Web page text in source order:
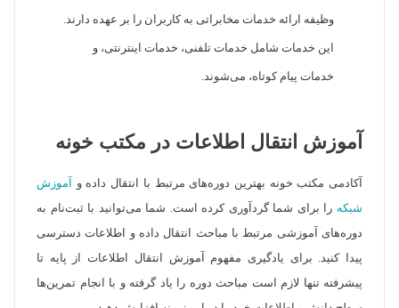
وظیفه ارائه خدمات مخابراتی به کاربران را بر عهده دارند.
این خدمات شامل خدمات تلفنی، خدمات اینترنتی، و
خدمات پیام کوتاه، می‌شوند.
آموزش انتقال اطلاعات در مکتب خونه
آکادمی مکتب خونه بهترین دوره‌های مرتبط با انتقال داده و آموزش
شبکه را برای شما گردآوری کرده است. شما می‌توانید با ثبت‌نام به
دوره‌های آموزشی مرتبط با مباحث انتقال داده و اطلاعات دسترسی
پیدا کنید. برای یادگیری مفهوم آموزش انتقال اطلاعات از پایه تا
پیشرفته تنها لازم است مباحث دوره را یاد گرفته و با انجام تمرین‌ها